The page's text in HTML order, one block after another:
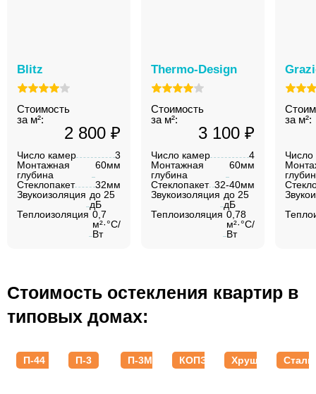
Blitz
Стоимость
за м²:
2 800 ₽
Число камер
3
Монтажная
глубина
60мм
Стеклопакет
32мм
Звукоизоляция до 25
дБ
Теплоизоляция 0,7
м²·°C/
Вт
Thermo-Design
Стоимость
за м²:
3 100 ₽
Число камер
4
Монтажная
глубина
60мм
Стеклопакет 32-40мм
Звукоизоляция до 25
дБ
Теплоизоляция 0,78
м²·°C/
Вт
за м²:
Число
Стоимость остекления квартир в
типовых домах:
П-44 П-3 П-3М КОПЭ Хрущевки